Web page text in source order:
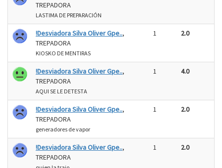
TREPADORA
LASTIMA DE PREPARACIÓN
!Desviadora Silva Oliver Gpe..,
TREPADORA
KIOSKO DE MENTIRAS
1 2.0
!Desviadora Silva Oliver Gpe..,
TREPADORA
AQUI SE LE DETESTA
1 4.0
!Desviadora Silva Oliver Gpe..,
TREPADORA
generadores de vapor
1 2.0
!Desviadora Silva Oliver Gpe..,
TREPADORA
1 2.0